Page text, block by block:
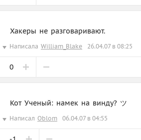
Хакеры не разговаривают.
Написала William_Blake 26.04.07 в 08:25
0
Кот Ученый: намек на винду? ツ
Написал Oblom 06.04.07 в 04:55